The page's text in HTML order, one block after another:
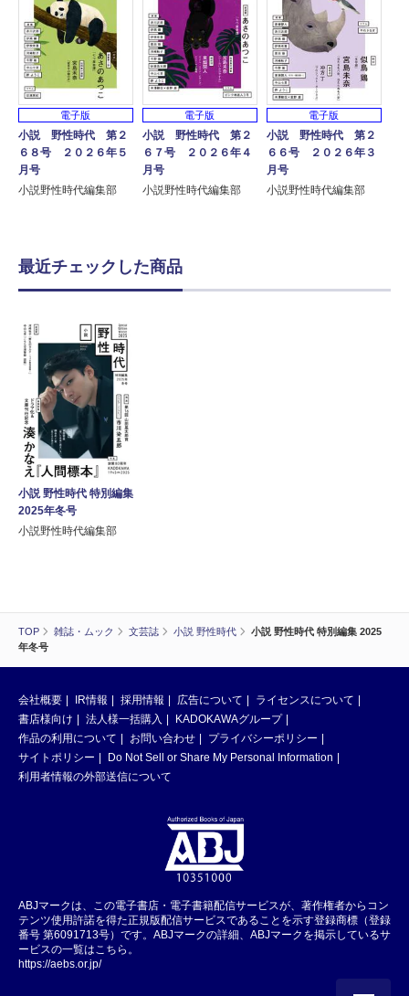
TOP 雑誌・ムック 文芸誌 小説 野性時代
小説 野性時代 特別編集 2025
年冬号
電子版
小説 野性時代 第２
６８号 ２０２６年５
月号
小説野性時代編集部
電子版
小説 野性時代 第２
６７号 ２０２６年４
月号
小説野性時代編集部
電子版
小説 野性時代 第２
６６号 ２０２６年３
月号
小説野性時代編集部
最近チェックした商品
小説 野性時代 特別編集
2025年冬号
小説野性時代編集部
会社概要 IR情報 採用情報 広告について
ライセンスについて
書店様向け
法人様一括購入
KADOKAWAグループ
作品の利用について
お問い合わせ
プライバシーポリシー
サイトポリシー
Do Not Sell or Share My Personal Information
利用者情報の外部送信について
ABJマークは、この電子書店・電子書籍配信サービスが、著作権者からコン
テンツ使用許諾を得た正規版配信サービスであることを示す登録商標（登録
番号 第6091713号）です。ABJマークの詳細、ABJマークを掲示しているサ
ービスの一覧はこちら。
https://aebs.or.jp/